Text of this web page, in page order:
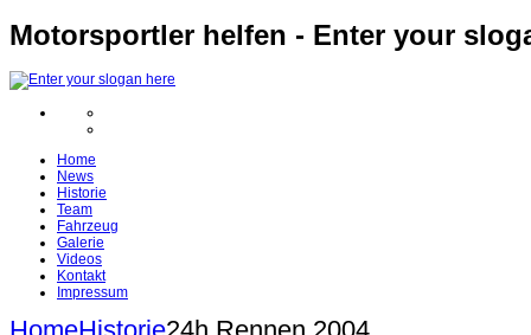
Motorsportler helfen - Enter your
Home
News
Historie
Team
Fahrzeug
Galerie
Videos
Kontakt
Impressum